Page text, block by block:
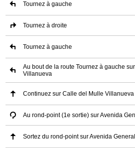
Tournez à gauche
Tournez à droite
Tournez à gauche
Au bout de la route Tournez à gauche
Villanueva
Continuez sur Calle del Mulle Villanueva
Au rond-point (1e sortie) sur Avenida
Sortez du rond-point sur Avenida